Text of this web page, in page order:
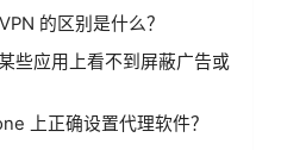
的区别是什么？
些应用上看不到屏蔽广告或
上正确设置代理软件？